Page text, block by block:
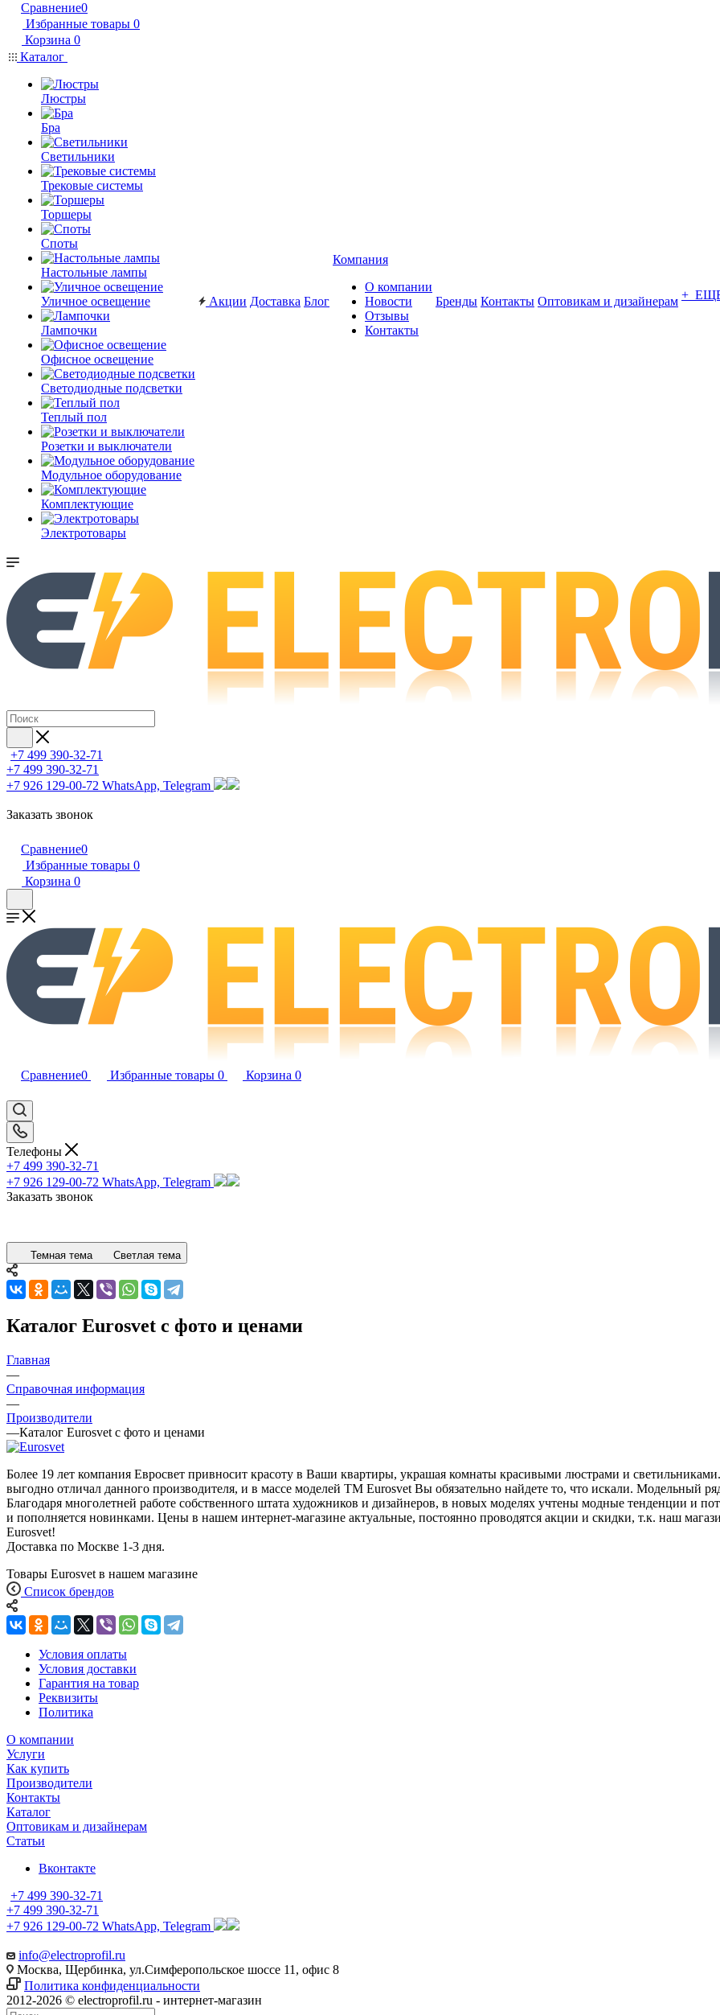
Сравнение0
Избранные товары 0
Корзина 0
Каталог
Люстры
Бра
Светильники
Трековые системы
Торшеры
Споты
Настольные лампы
Уличное освещение
Лампочки
Офисное освещение
Светодиодные подсветки
Теплый пол
Розетки и выключатели
Модульное оборудование
Комплектующие
Электротовары
Акции Доставка Блог
Компания
О компании
Новости
Отзывы
Контакты
Бренды Контакты Оптовикам и дизайнерам +
+7 499 390-32-71
+7 499 390-32-71
+7 926 129-00-72 WhatsApp, Telegram
Заказать звонок
Сравнение0
Избранные товары 0
Корзина 0
Сравнение0 Избранные товары 0 Корзина 0
Телефоны
+7 499 390-32-71
+7 926 129-00-72 WhatsApp, Telegram
Заказать звонок
Темная тема Светлая тема
Каталог Eurosvet с фото и ценами
Главная
—
Справочная информация
—
Производители
—Каталог Eurosvet с фото и ценами
Более 19 лет компания Евросвет привносит красоту в Ваши квартиры, украшая комнаты красивыми люстрами и
выгодно отличал данного производителя, и в массе моделей ТМ Eurosvet Вы обязательно найдете то, что искали. Модельный
Благодаря многолетней работе собственного штата художников и дизайнеров, в новых моделях учтены модные тенденции и
и пополняется новинками. Цены в нашем интернет-магазине актуальные, постоянно проводятся акции и скидки, т.к. наш
Eurosvet!
Доставка по Москве 1-3 дня.
Товары Eurosvet в нашем магазине
Список брендов
Условия оплаты
Условия доставки
Гарантия на товар
Реквизиты
Политика
О компании
Услуги
Как купить
Производители
Контакты
Каталог
Оптовикам и дизайнерам
Статьи
Вконтакте
+7 499 390-32-71
+7 499 390-32-71
+7 926 129-00-72 WhatsApp, Telegram
info@electroprofil.ru
Москва, Щербинка, ул.Симферопольское шоссе 11, офис 8
Политика конфиденциальности
2012-2026 © electroprofil.ru - интернет-магазин